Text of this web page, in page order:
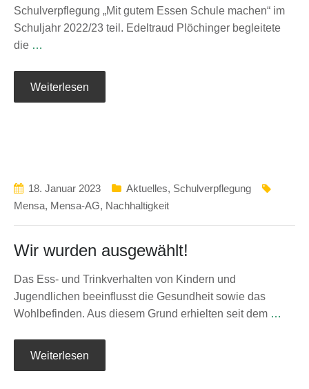
Schulverpflegung „Mit gutem Essen Schule machen“ im
Schuljahr 2022/23 teil. Edeltraud Plöchinger begleitete
die …
Weiterlesen
18. Januar 2023 Aktuelles, Schulverpflegung
Mensa, Mensa-AG, Nachhaltigkeit
Wir wurden ausgewählt!
Das Ess- und Trinkverhalten von Kindern und
Jugendlichen beeinflusst die Gesundheit sowie das
Wohlbefinden. Aus diesem Grund erhielten seit dem …
Weiterlesen